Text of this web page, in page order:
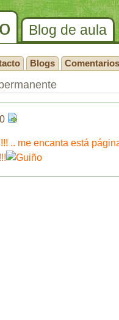
Blog de aula
Blogs Comentarios
.. me encanta está